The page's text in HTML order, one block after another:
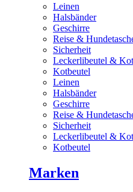
Leinen
Halsbänder
Geschirre
Reise &
Sicherheit
Leckerlibeutel &
Kotbeutel
Leinen
Halsbänder
Geschirre
Reise &
Sicherheit
Leckerlibeutel &
Kotbeutel
Marken